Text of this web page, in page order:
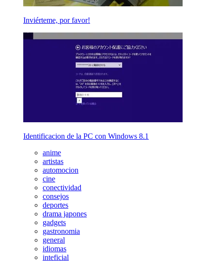
Inviérteme, por favor!
Identificacion de la PC con Windows 8.1
anime
artistas
automocion
cine
conectividad
consejos
deportes
drama japones
gadgets
gastronomia
general
idiomas
inteficial